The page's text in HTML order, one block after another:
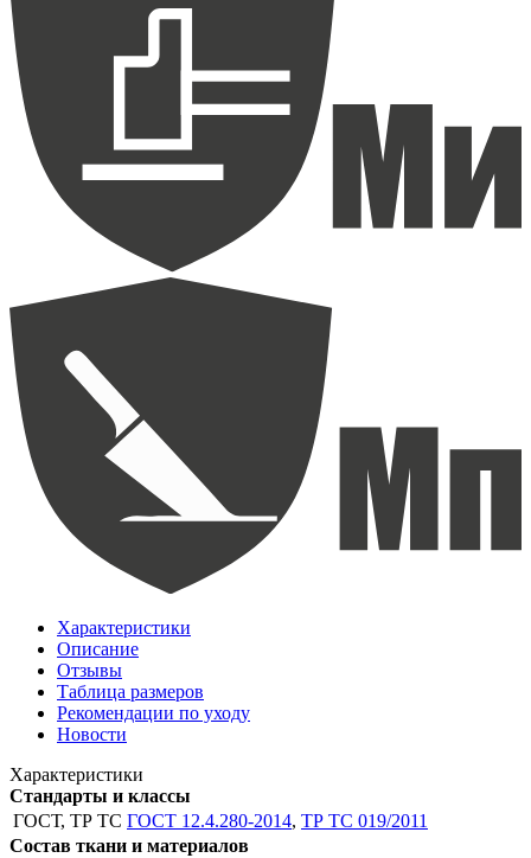
Характеристики
Описание
Отзывы
Таблица размеров
Рекомендации по уходу
Новости
Характеристики
Стандарты и классы
ГОСТ, ТР ТС ГОСТ 12.4.280-2014, ТР ТС 019/2011
Состав ткани и материалов